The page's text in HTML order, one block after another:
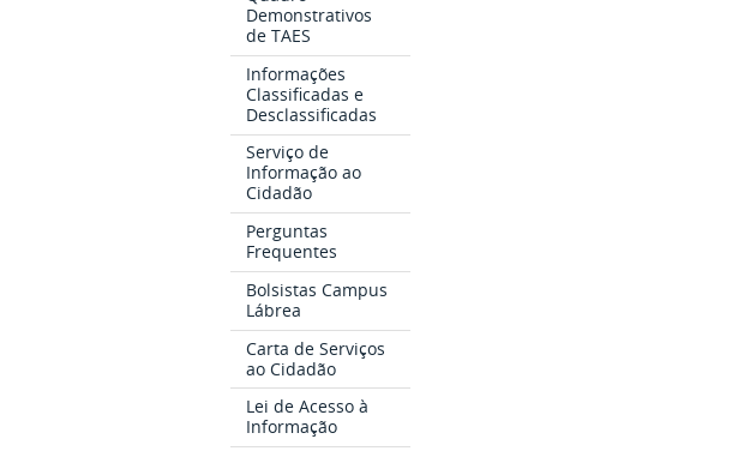
Demonstrativos
de TAES
Informações
Classificadas e
Desclassificadas
Serviço de
Informação ao
Cidadão
Perguntas
Frequentes
Bolsistas Campus
Lábrea
Carta de Serviços
ao Cidadão
Lei de Acesso à
Informação